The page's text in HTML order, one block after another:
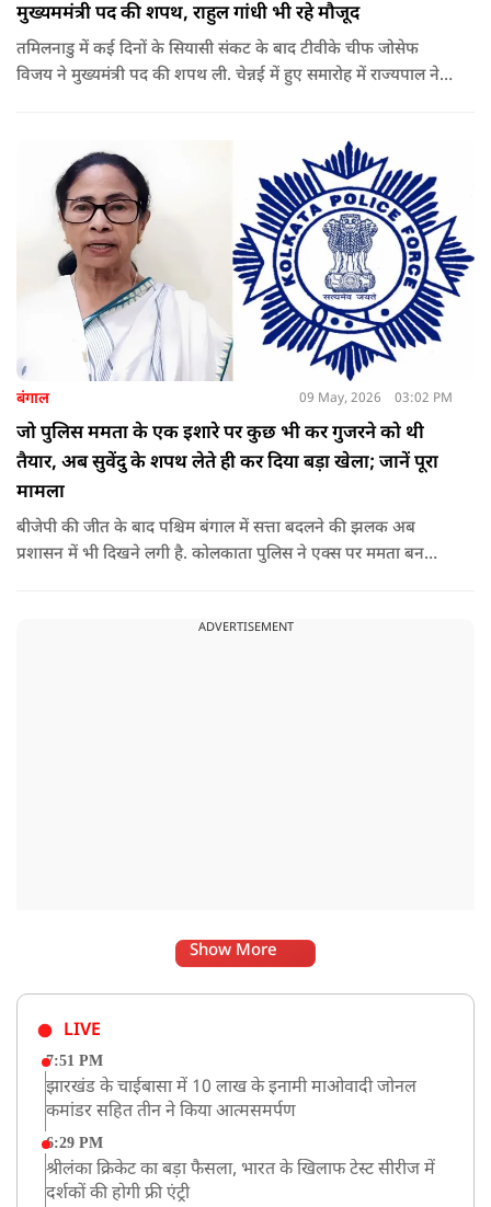
मुख्यममंत्री पद की शपथ, राहुल गांधी भी रहे मौजूद
तमिलनाडु में कई दिनों के सियासी संकट के बाद टीवीके चीफ जोसेफ
विजय ने मुख्यमंत्री पद की शपथ ली. चेन्नई में हुए समारोह में राज्यपाल ने
बंगाल 09 May, 2026 03:02 PM
जो पुलिस ममता के एक इशारे पर कुछ भी कर गुजरने को थी
तैयार, अब सुवेंदु के शपथ लेते ही कर दिया बड़ा खेला; जानें पूरा
मामला
बीजेपी की जीत के बाद पश्चिम बंगाल में सत्ता बदलने की झलक अब
प्रशासन में भी दिखने लगी है. कोलकाता पुलिस ने एक्स पर ममता बनर्जी
ADVERTISEMENT
Show More
LIVE
7:51 PM
झारखंड के चाईबासा में 10 लाख के इनामी माओवादी जोनल
कमांडर सहित तीन ने किया आत्मसमर्पण
6:29 PM
श्रीलंका क्रिकेट का बड़ा फैसला, भारत के खिलाफ टेस्ट सीरीज में
दर्शकों की होगी फ्री एंट्री